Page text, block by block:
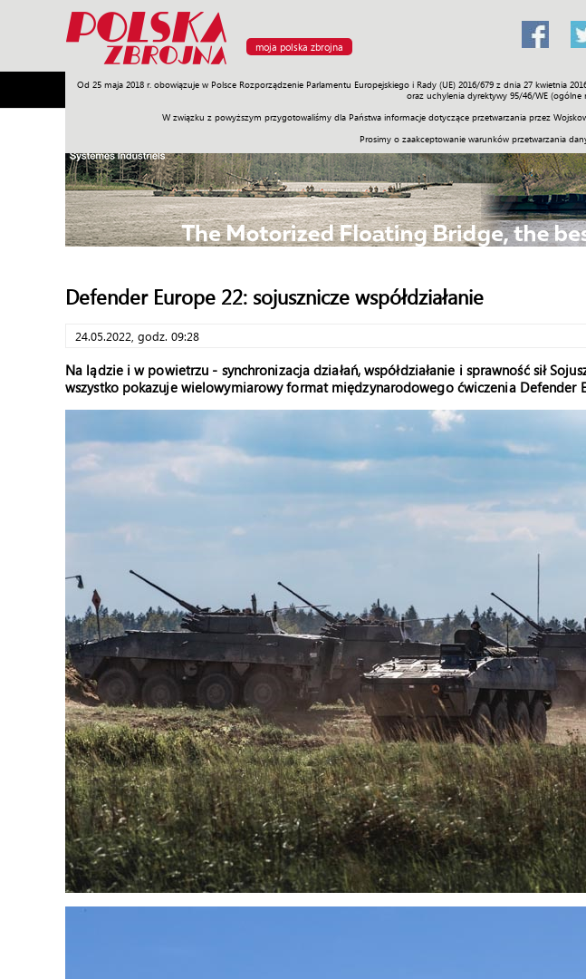
moja polska zbrojna
Od 25 maja 2018 r. obowiązuje w Polsce Rozporządzenie Parlamentu Europejskiego i Rady (UE) 2016/679 z dnia 27
oraz uchylenia dyrektywy 95/46/WE
W związku z powyższym przygotowaliśmy dla Państwa informacje dotyczące przetwarzania przez
Prosimy o zaakceptowanie warunków przetwarzania
Armia Poligon Sprzęt Misje Polityka Prawo Świat Społeczność Sport
Defender Europe 22: sojusznicze współdziałanie
24.05.2022, godz. 09:28
Na lądzie i w powietrzu - synchronizacja działań, współdziałanie i sprawność sił
wszystko pokazuje wielowymiarowy format międzynarodowego ćwiczenia Defender